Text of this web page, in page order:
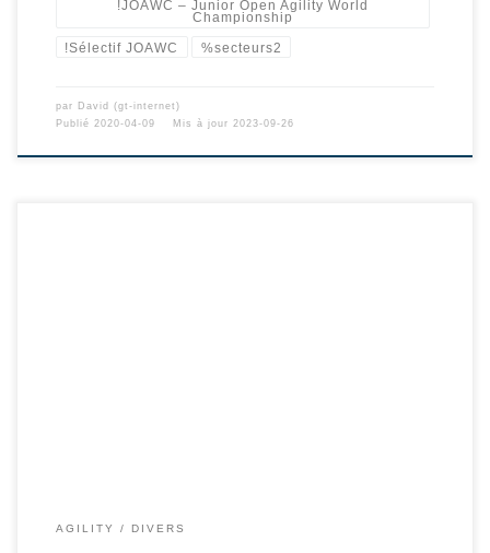
!JOAWC – Junior Open Agility World
Championship
!Sélectif JOAWC %secteurs2
par David (gt-internet)
Publié 2020-04-09 Mis à jour 2023-09-26
AGILITY DIVERS